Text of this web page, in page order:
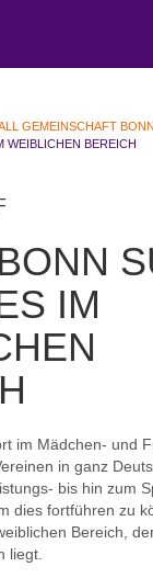
GEMEINSCHAFT BONN
WEIBLICHEN BEREICH
IM
im Mädchen- und
in ganz
bis hin zum
dies fortführen zu
Bereich,
liegt.